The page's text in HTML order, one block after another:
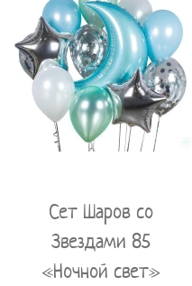
Сет Шаров со
Звездами 85
«Ночной свет»